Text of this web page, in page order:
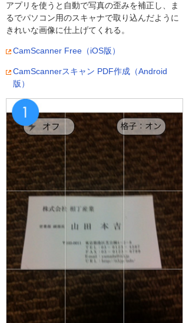
アプリを使うと自動で写真の歪みを補正し、ま
るでパソコン用のスキャナで取り込んだように
きれいな画像に仕上げてくれる。
CamScanner Free（iOS版）
CamScannerスキャン PDF作成（Android
版）